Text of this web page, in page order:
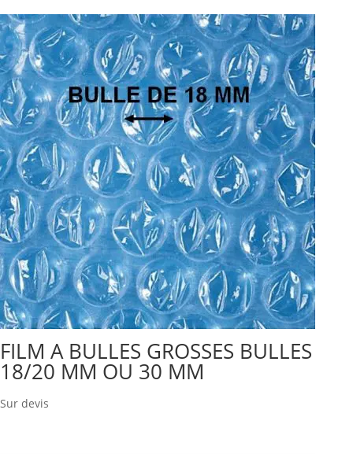
FILM A BULLES GROSSES BULLES
18/20 MM OU 30 MM
Sur devis